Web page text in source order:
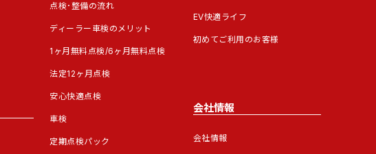
点検･整備の流れ
ディーラー車検のメリット
1ヶ月無料点検/6ヶ月無料点検
法定12ヶ月点検
安心快適点検
車検
定期点検パック
EV快適ライフ
初めてご利用のお客様
会社情報
会社情報